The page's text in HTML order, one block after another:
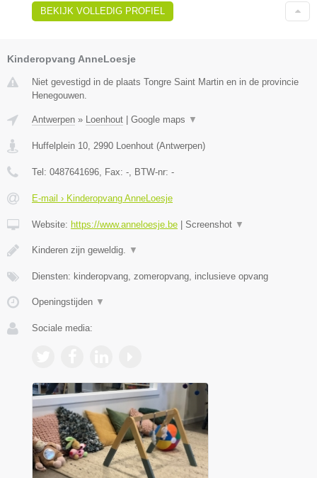
BEKIJK VOLLEDIG PROFIEL
Kinderopvang AnneLoesje
Niet gevestigd in de plaats Tongre Saint Martin en in de provincie
Henegouwen.
Antwerpen » Loenhout | Google maps ▼
Huffelplein 10 2990 Loenhout (Antwerpen)
Tel: 0487641696 , Fax: - , BTW-nr: -
E-mail › Kinderopvang AnneLoesje
Website: https://www.anneloesje.be | Screenshot ▼
Kinderen zijn geweldig. ▼
Diensten: kinderopvang, zomeropvang, inclusieve opvang
Openingstijden ▼
Sociale media: